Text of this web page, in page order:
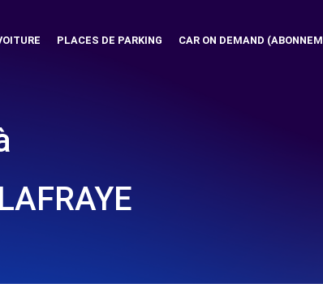
PLACES DE PARKING CAR ON DEMAND